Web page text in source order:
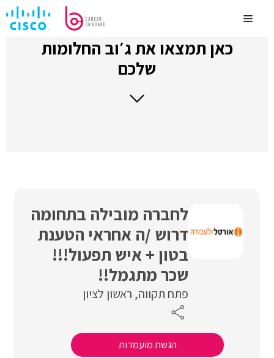
לתוכןMenu
כאן תמצאו את ג׳וב החלומות
שלכם
לחברה מובילה בתחומה
דרוש /ה אחראי הטענת
בטון + איש תפעול!!!
שכר מתגמל!!
פתח תקווה ראשון לציון
הגשת מועמדות